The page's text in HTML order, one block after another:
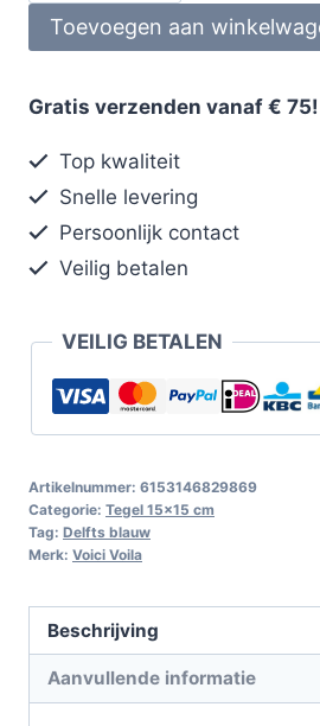
Toevoegen aan
Gratis verzenden vanaf € 75!
Top kwaliteit
Snelle levering
Persoonlijk contact
Veilig betalen
VEILIG BETALEN
Artikelnummer: 6153146829869
Categorie: Tegel 15x15 cm
Tag: Delfts blauw
Merk: Voici Voila
Beschrijving
Aanvullende informatie